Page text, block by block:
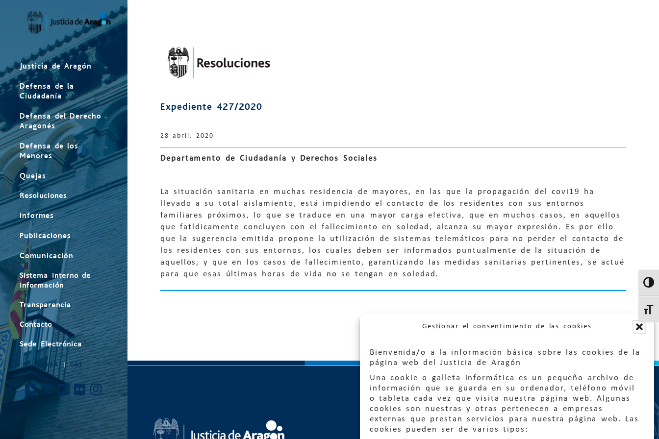
Gestionar el consentimiento de las cookies
Bienvenida/o a la información básica sobre las cookies de la
página web del Justicia de Aragón
Una cookie o galleta informática es un pequeño archivo de
información que se guarda en su ordenador, teléfono móvil
o tableta cada vez que visita nuestra página web. Algunas
cookies son nuestras y otras pertenecen a empresas
externas que prestan servicios para nuestra página web. Las
cookies pueden ser de varios tipos:
Justicia de Aragón
Defensa de la
Ciudadanía
Defensa del Derecho
Aragonés
Defensa de los
Menores
Quejas
Resoluciones
Informes
Publicaciones
Comunicación
Sistema interno de
información
Transparencia
Contacto
Sede Electrónica
ARA |CAT
Expediente 427/2020
28 abril. 2020
Departamento de Ciudadanía y Derechos Sociales
La situación sanitaria en muchas residencia de mayores, en las que la propagación del covi19 ha
llevado a su total aislamiento, está impidiendo el contacto de los residentes con sus entornos
familiares próximos, lo que se traduce en una mayor carga efectiva, que en muchos casos, en aquellos
que fatídicamente concluyen con el fallecimiento en soledad, alcanza su mayor expresión. Es por ello
que la sugerencia emitida propone la utilización de sistemas telemáticos para no perder el contacto de
los residentes con sus entornos, los cuales deben ser informados puntualmente de la situación de
aquellos, y que en los casos de fallecimiento, garantizando las medidas sanitarias pertinentes, se actué
para que esas últimas horas de vida no se tengan en soledad.
Quejas:quejas@eljusticiadearagon.es